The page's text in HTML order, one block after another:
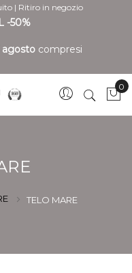
| Ritiro in negozio
-50%
agosto compresi
0
TELO MARE